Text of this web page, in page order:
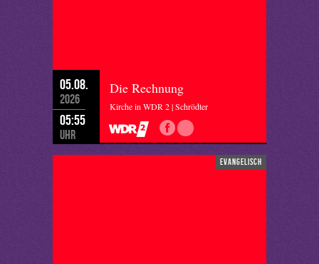
05.08.
2026
05:55
Uhr
Die Rechnung
Kirche in WDR 2 | Schrödter
evangelisch